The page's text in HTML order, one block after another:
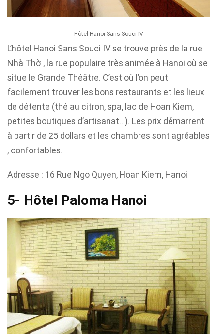
Hôtel Hanoi Sans Souci IV
L’hôtel Hanoi Sans Souci IV se trouve près de la rue
Nhà Thờ , la rue populaire très animée à Hanoi où se
situe le Grande Théâtre. C’est où l’on peut
facilement trouver les bons restaurants et les lieux
de détente (thé au citron, spa, lac de Hoan Kiem,
petites boutiques d’artisanat…). Les prix démarrent
à partir de 25 dollars et les chambres sont agréables
, confortables.
Adresse : 16 Rue Ngo Quyen, Hoan Kiem, Hanoi
5- Hôtel Paloma Hanoi